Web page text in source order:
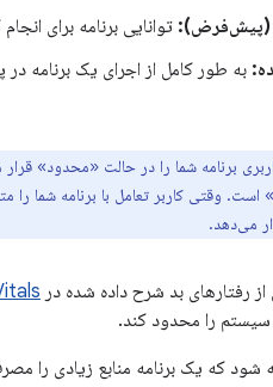
(پیش‌فرض): توانایی برنامه برای
به طور کامل از اجرای یک برنامه
برنامه شما را در حالت «محدود» قرار
وقتی کاربر تعامل با برنامه شما را
می‌دهد.
از رفتارهای بد شرح داده شده در
سیستم را محدود کند.
که یک برنامه منابع زیادی را